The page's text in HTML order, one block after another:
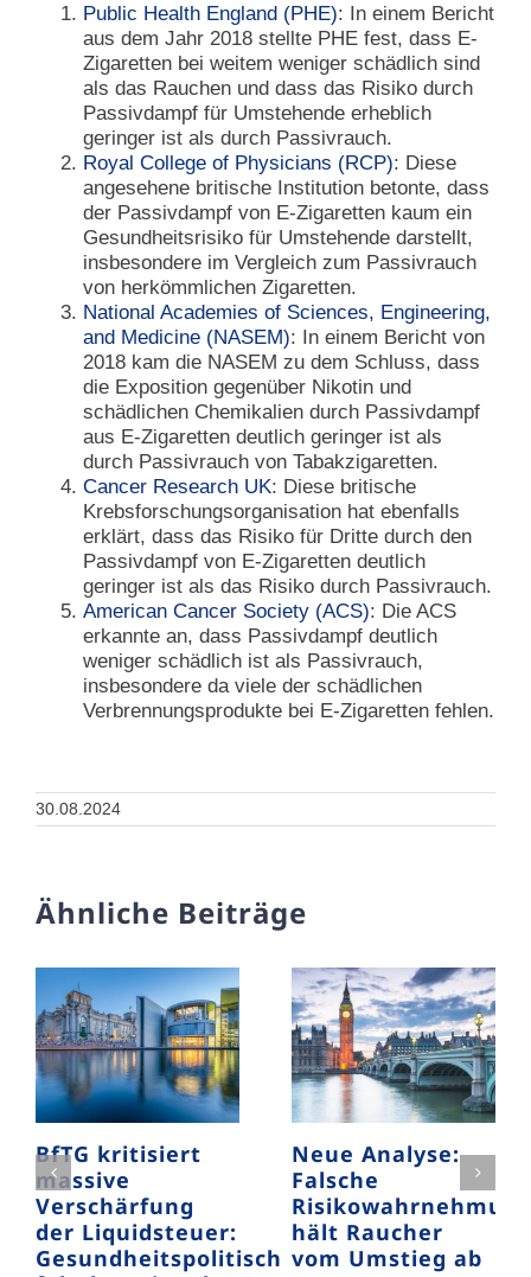
Public Health England (PHE): In einem Bericht
aus dem Jahr 2018 stellte PHE fest, dass E-
Zigaretten bei weitem weniger schädlich sind
als das Rauchen und dass das Risiko durch
Passivdampf für Umstehende erheblich
geringer ist als durch Passivrauch.
Royal College of Physicians (RCP): Diese
angesehene britische Institution betonte, dass
der Passivdampf von E-Zigaretten kaum ein
Gesundheitsrisiko für Umstehende darstellt,
insbesondere im Vergleich zum Passivrauch
von herkömmlichen Zigaretten.
National Academies of Sciences, Engineering,
and Medicine (NASEM): In einem Bericht von
2018 kam die NASEM zu dem Schluss, dass
die Exposition gegenüber Nikotin und
schädlichen Chemikalien durch Passivdampf
aus E-Zigaretten deutlich geringer ist als
durch Passivrauch von Tabakzigaretten.
Cancer Research UK: Diese britische
Krebsforschungsorganisation hat ebenfalls
erklärt, dass das Risiko für Dritte durch den
Passivdampf von E-Zigaretten deutlich
geringer ist als das Risiko durch Passivrauch.
American Cancer Society (ACS): Die ACS
erkannte an, dass Passivdampf deutlich
weniger schädlich ist als Passivrauch,
insbesondere da viele der schädlichen
Verbrennungsprodukte bei E-Zigaretten fehlen.
30.08.2024
Ähnliche Beiträge
BfTG kritisiert
massive
Verschärfung
der Liquidsteuer:
Gesundheitspolitisch
Neue Analyse:
Falsche
hält Raucher
vom Umstieg ab